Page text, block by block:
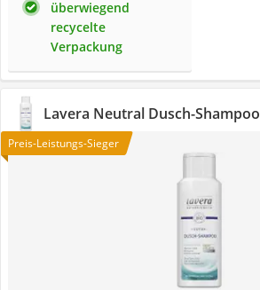
überwiegend
recycelte
Verpackung
Lavera Neutral Dusch-Shampoo
Preis-Leistungs-Sieger